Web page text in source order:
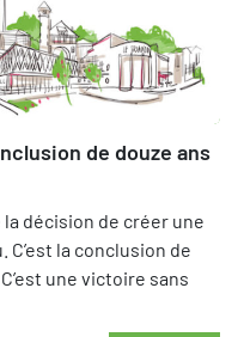
de douze ans
la décision de créer une
la conclusion de
une victoire sans